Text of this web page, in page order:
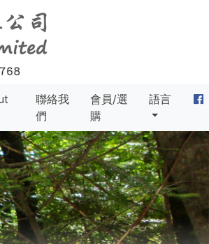
聯絡我
們
會員/選
購
語言